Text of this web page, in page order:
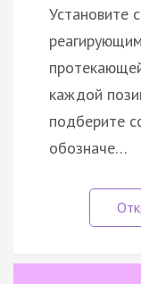
Установите
каждой
подберите
обозначе…